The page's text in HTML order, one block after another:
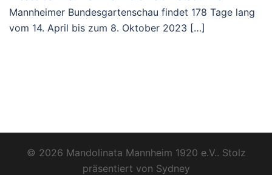
Mannheimer Bundesgartenschau findet 178 Tage lang
vom 14. April bis zum 8. Oktober 2023 […]
© 2026 Mandolinata Mannheim 1920 e.V.. Stolz
präsentiert von Sydney